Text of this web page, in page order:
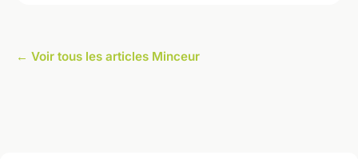
← Voir tous les articles Minceur